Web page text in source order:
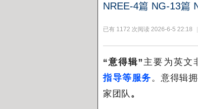
NREE-4篇 NG-13篇
已有 1172 次阅读 2026-6-5 22:18
“意得辑” 主要为英文
指导等服务 。意得辑
家团队 。